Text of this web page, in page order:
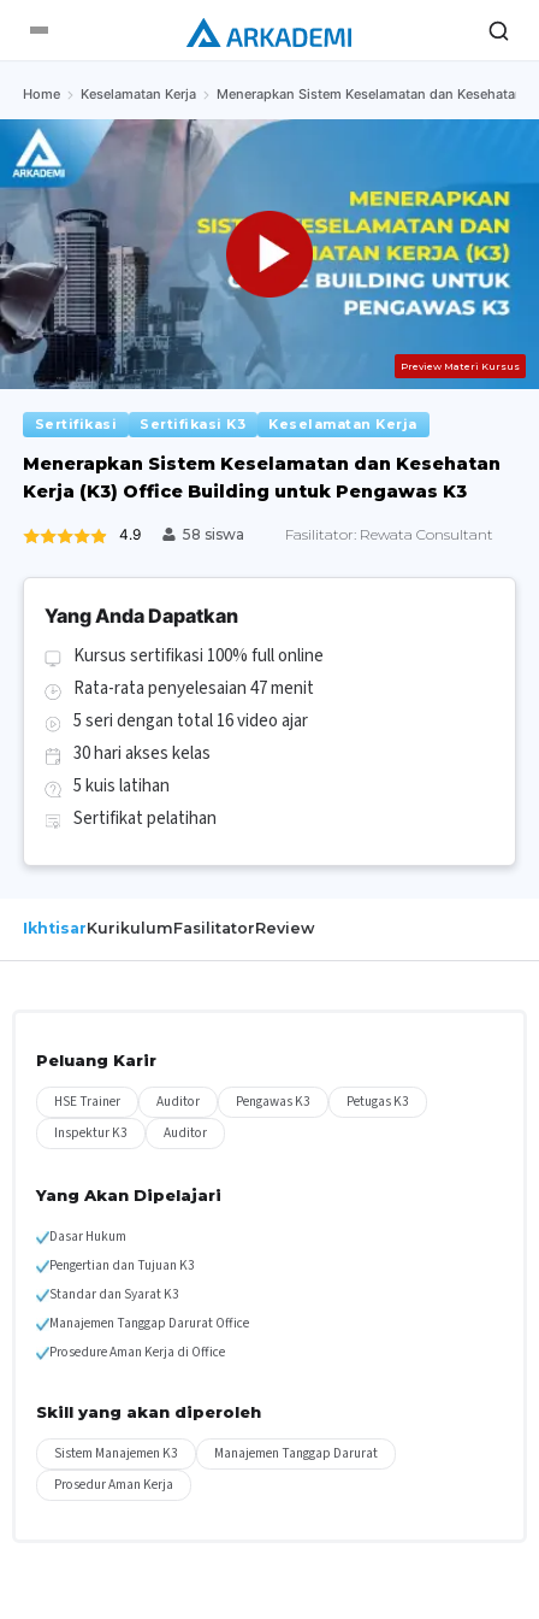
Home Keselamatan Kerja Menerapkan Sistem Keselamatan dan Kesehatan
Preview Materi Kursus
Sertifikasi Sertifikasi K3 Keselamatan Kerja
Menerapkan Sistem Keselamatan dan Kesehatan
Kerja (K3) Office Building untuk Pengawas K3
4.9 58 siswa Fasilitator: Rewata Consultant
Yang Anda Dapatkan
Kursus sertifikasi 100% full online
Rata-rata penyelesaian 47 menit
5 seri dengan total 16 video ajar
30 hari akses kelas
5 kuis latihan
Sertifikat pelatihan
IkhtisarKurikulumFasilitatorReview
Peluang Karir
HSE Trainer Auditor Pengawas K3
Petugas K3
Inspektur K3
Auditor
Yang Akan Dipelajari
Dasar Hukum
Pengertian dan Tujuan K3
Standar dan Syarat K3
Manajemen Tanggap Darurat Office
Prosedure Aman Kerja di Office
Skill yang akan diperoleh
Sistem Manajemen K3
Manajemen Tanggap Darurat
Prosedur Aman Kerja